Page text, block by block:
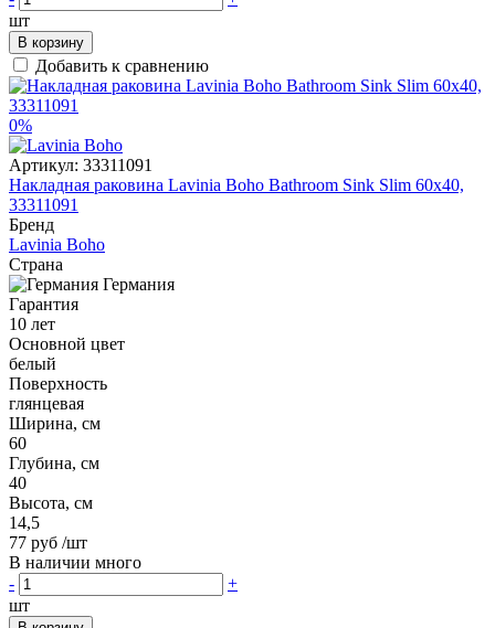
шт
В корзину
Добавить к сравнению
0%
Артикул: 33311091
Накладная раковина Lavinia Boho Bathroom Sink Slim 60x40,
33311091
Бренд
Lavinia Boho
Страна
Германия
Гарантия
10 лет
Основной цвет
белый
Поверхность
глянцевая
Ширина, см
60
Глубина, см
40
Высота, см
14,5
77 руб /шт
В наличии много
-
+
шт